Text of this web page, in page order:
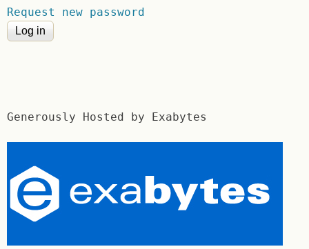
Request new password
Generously Hosted by Exabytes